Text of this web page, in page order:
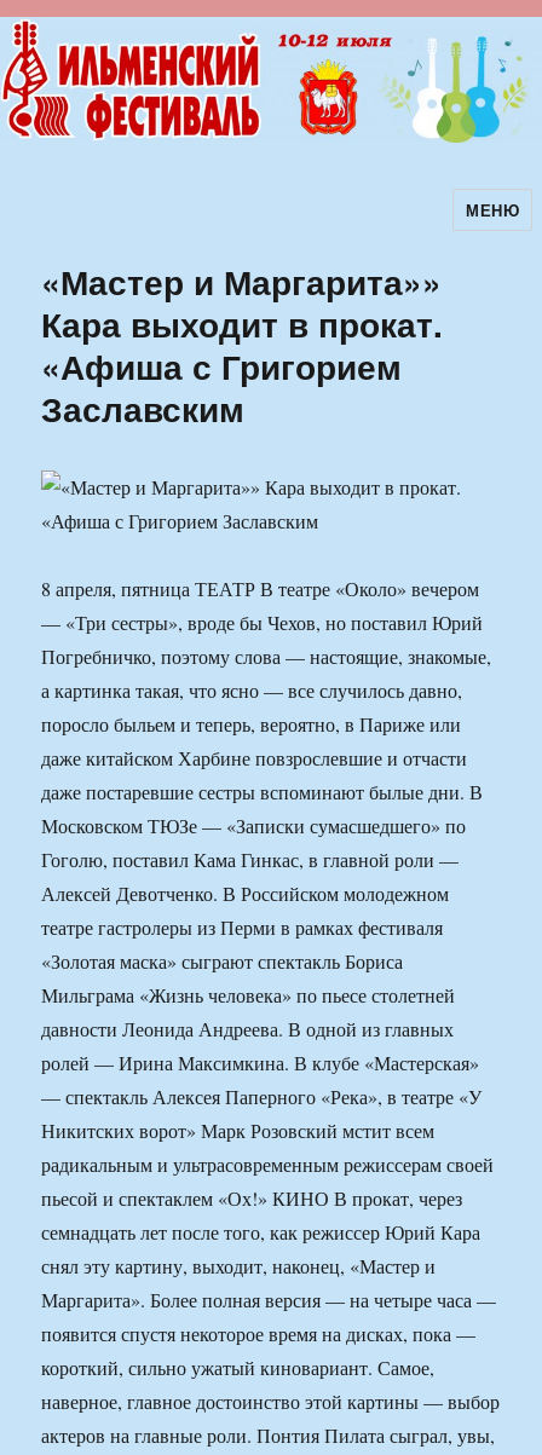
Ильменский фестиваль авторскойМЕНЮ
«Мастер и Маргарита»»
Кара выходит в прокат.
«Афиша с Григорием
Заславским
8 апреля, пятница ТЕАТР В театре «Около» вечером
— «Три сестры», вроде бы Чехов, но поставил Юрий
Погребничко, поэтому слова — настоящие, знакомые,
а картинка такая, что ясно — все случилось давно,
поросло быльем и теперь, вероятно, в Париже или
даже китайском Харбине повзрослевшие и отчасти
даже постаревшие сестры вспоминают былые дни. В
Московском ТЮЗе — «Записки сумасшедшего» по
Гоголю, поставил Кама Гинкас, в главной роли —
Алексей Девотченко. В Российском молодежном
театре гастролеры из Перми в рамках фестиваля
«Золотая маска» сыграют спектакль Бориса
Мильграма «Жизнь человека» по пьесе столетней
давности Леонида Андреева. В одной из главных
ролей — Ирина Максимкина. В клубе «Мастерская»
— спектакль Алексея Паперного «Река», в театре «У
Никитских ворот» Марк Розовский мстит всем
радикальным и ультрасовременным режиссерам своей
пьесой и спектаклем «Ох!» КИНО В прокат, через
семнадцать лет после того, как режиссер Юрий Кара
снял эту картину, выходит, наконец, «Мастер и
Маргарита». Более полная версия — на четыре часа —
появится спустя некоторое время на дисках, пока —
короткий, сильно ужатый киновариант. Самое,
наверное, главное достоинство этой картины — выбор
актеров на главные роли. Понтия Пилата сыграл, увы,